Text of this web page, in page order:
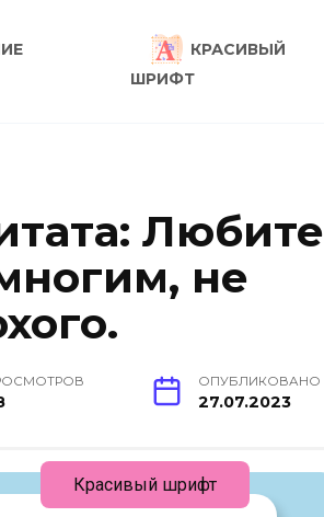
КРАСИВЫЙ
ШРИФТ
Любите
не
ОПУБЛИКОВАНО
27.07.2023
Красивый шрифт